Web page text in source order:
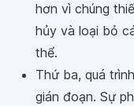
hơn vì chúng
hủy và loại bỏ
thể.
Thứ ba, quá
gián đoạn. Sự